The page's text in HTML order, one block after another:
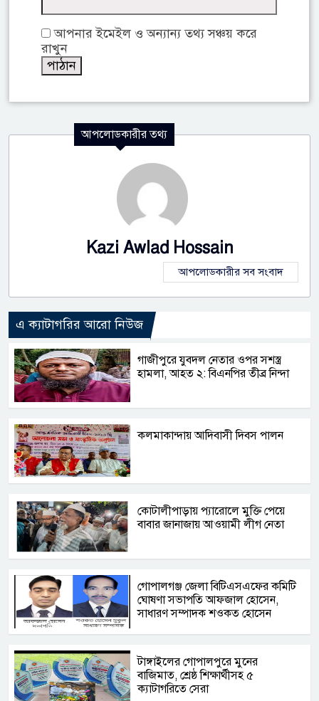
আপনার ইমেইল ও অন্যান্য তথ্য সঞ্চয় করে
রাখুন
আপলোডকারীর তথ্য
Kazi Awlad Hossain
আপলোডকারীর সব সংবাদ
এ ক্যাটাগরির আরো নিউজ
গাজীপুরে যুবদল নেতার ওপর সশস্ত্র
হামলা, আহত ২: বিএনপির তীব্র নিন্দা
কলমাকান্দায় আদিবাসী দিবস পালন
কোটালীপাড়ায় প্যারোলে মুক্তি পেয়ে
বাবার জানাজায় আওয়ামী লীগ নেতা
গোপালগঞ্জ জেলা বিটিএসএফের কমিটি
ঘোষণা সভাপতি আফজাল হোসেন,
সাধারণ সম্পাদক শওকত হোসেন
টাঙ্গাইলের গোপালপুরে মুনের
বাজিমাত, শ্রেষ্ঠ শিক্ষার্থীসহ ৫
ক্যাটাগরিতে সেরা